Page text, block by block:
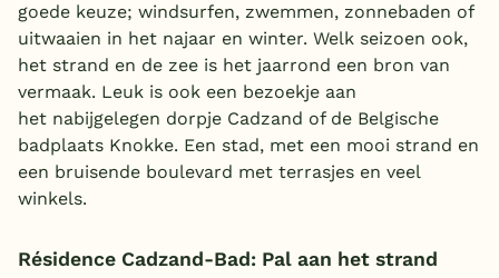
goede keuze; windsurfen, zwemmen, zonnebaden of
uitwaaien in het najaar en winter. Welk seizoen ook,
het strand en de zee is het jaarrond een bron van
vermaak. Leuk is ook een bezoekje aan
het nabijgelegen dorpje Cadzand of de Belgische
badplaats Knokke. Een stad, met een mooi strand en
een bruisende boulevard met terrasjes en veel
winkels.
Résidence Cadzand-Bad: Pal aan het strand